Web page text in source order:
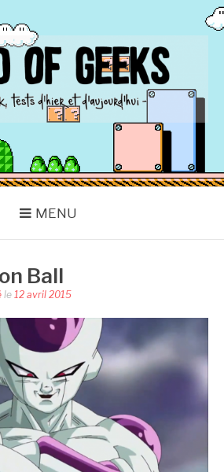
GEEKS
MENU
Ball
le 12 avril 2015